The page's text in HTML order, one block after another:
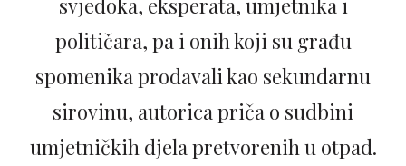
političara, pa i onih koji su građu
spomenika prodavali kao sekundarnu
sirovinu, autorica priča o sudbini
umjetničkih djela pretvorenih u otpad.